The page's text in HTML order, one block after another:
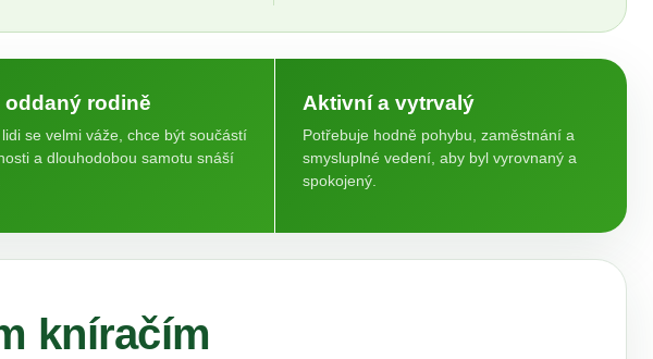
oddaný rodině
se velmi váže, chce být součástí
a dlouhodobou samotu snáší
Aktivní a vytrvalý
Potřebuje hodně pohybu, zaměstnání a
smysluplné vedení, aby byl vyrovnaný a
spokojený.
kníračím